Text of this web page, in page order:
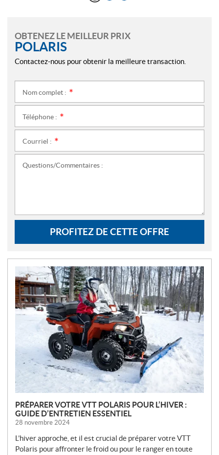
OBTENEZ LE MEILLEUR PRIX
POLARIS
Contactez-nous pour obtenir la meilleure transaction.
Nom complet :
Téléphone :
Courriel :
Questions/Commentaires :
PROFITEZ DE CETTE OFFRE
N
O
U
V
E
E
PRÉPARER VOTRE VTT POLARIS POUR L’HIVER :
GUIDE D’ENTRETIEN ESSENTIEL
28 novembre 2024
L’hiver approche, et il est crucial de préparer votre VTT
Polaris pour affronter le froid ou pour le ranger en toute